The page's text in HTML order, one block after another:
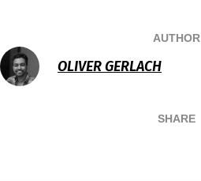
AUTHOR
OLIVER GERLACH
SHARE